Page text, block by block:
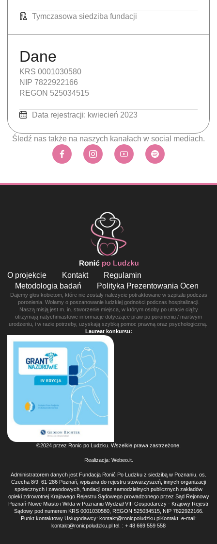
Tymczasowa siedziba fundacji
Dane
KRS 0001030580
NIP 7822922166
REGON 525034515
Data rejestracji: kwiecień 2023
Śledź nas także na naszych kanałach w social mediach.
O projekcie Kontakt
Regulamin
Metodologia badań
Polityka Prezentowania Ocen
Dajemy głos kobietom, które nie zostały należycie potraktowane w szpitalu podczas
poronienia. Wołamy o poszanowanie ludzkiej godności podczas hospitalizacji.
Naszą misją jest m. in. stworzenie miejsca, w którym osoby po utracie ciąży
otrzymają natychmiastowe informacje dotyczące praw po poronieniu / martwym
urodzeniu, i w razie potrzeby, uzyskają szybką pomoc prawną oraz psychologiczną.
Laureat konkursu:
©2024 przez Ronic po Ludzku. Wszelkie prawa zastrzeżone.
Realizacja: Webeo.it.
Administratorem danych jest Fundacja Ronić Po Ludzku z siedzibą w Poznaniu, os.
Czecha 8/9, 61-286 Poznań, wpisana do rejestru stowarzyszeń, innych organizacji
społecznych i zawodowych, fundacji oraz samodzielnych publicznych zakładów
opieki zdrowotnej Krajowego Rejestru Sądowego prowadzonego przez Sąd Rejonowy
Poznań-Nowe Miasto i Wilda w Poznaniu Wydział VIII Gospodarczy - Krajowy Rejestr
Sądowy pod numerem KRS 0001030580, REGON 525034515, NIP 7822922166.
Punkt kontaktowy Usługodawcy: kontakt@ronicpoludzku.plKontakt: e-mail:
kontakt@ronicpoludzku.pl tel. : + 48 669 559 558